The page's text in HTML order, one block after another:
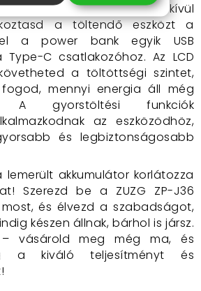
Bank használata rendkívül
a töltendő eszközt a
a power bank egyik USB
C csatlakozóhoz. Az LCD
a töltöttségi szintet,
mennyi energia áll még
A gyorstöltési funkciók
az eszközödhöz,
és legbiztonságosabb
akkumulátor korlátozza
Szerezd be a ZUZG ZP-J36
és élvezd a szabadságot,
készen állnak, bárhol is jársz.
vásárold meg még ma, és
a kiváló teljesítményt és